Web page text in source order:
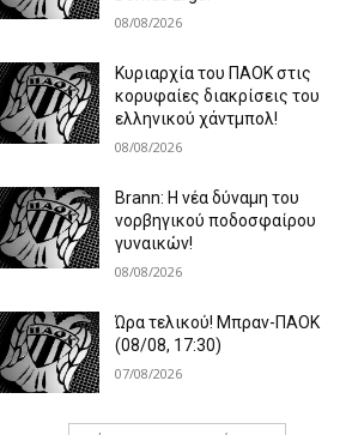
08/08/2026
Κυριαρχία του ΠΑΟΚ στις
κορυφαίες διακρίσεις του
ελληνικού χάντμπολ!
08/08/2026
Brann: Η νέα δύναμη του
νορβηγικού ποδοσφαίρου
γυναικών!
08/08/2026
Ώρα τελικού! Μπραν-ΠΑΟΚ
(08/08, 17:30)
07/08/2026